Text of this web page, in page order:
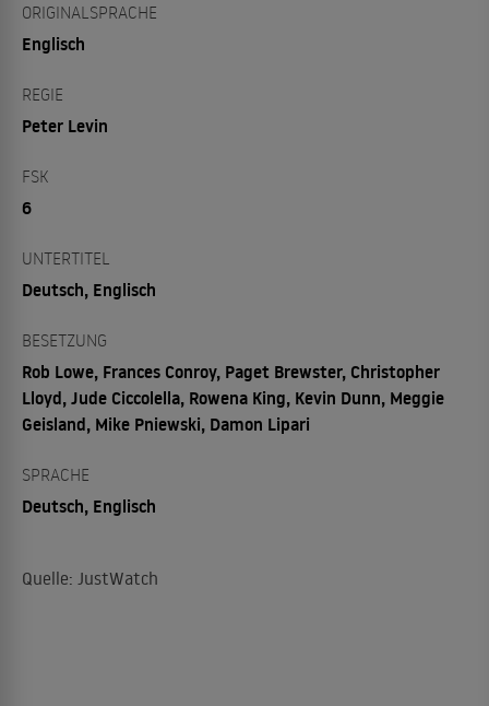
ORIGINALSPRACHE
Englisch
REGIE
Peter Levin
FSK
6
UNTERTITEL
Deutsch, Englisch
BESETZUNG
Rob Lowe, Frances Conroy, Paget Brewster, Christopher
Lloyd, Jude Ciccolella, Rowena King, Kevin Dunn, Meggie
Geisland, Mike Pniewski, Damon Lipari
SPRACHE
Deutsch, Englisch
Quelle: JustWatch